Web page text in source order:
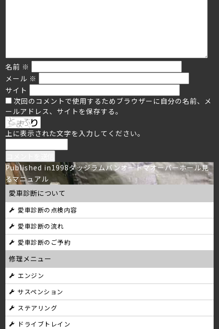
名前 ※
メール ※
サイト
次回のコメントで使用するためブラウザーに自分の名前、メ
ールアドレス、サイトを保存する。
上に表示された文字を入力してください。
投
稿
ナ
ビ
ゲ
ー
シ
ョ
ン
Published in1998ダッジラムバンオートマオーバーホール見
るマニュアル
愛車診断について
愛車診断の点検内容
愛車診断の流れ
愛車診断のご予約
修理メニュー
エンジン
サスペンション
ステアリング
ドライブトレイン